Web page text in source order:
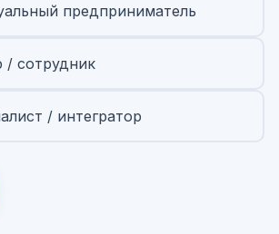
предприниматель
/ сотрудник
/ интегратор